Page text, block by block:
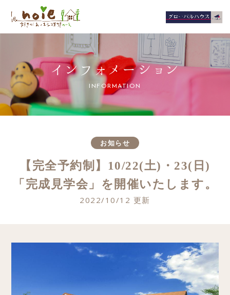
インフォメーション
INFORMATION
お知らせ
【完全予約制】10/22(土)・23(日)
「完成見学会」を開催いたします。
2022/10/12 更新